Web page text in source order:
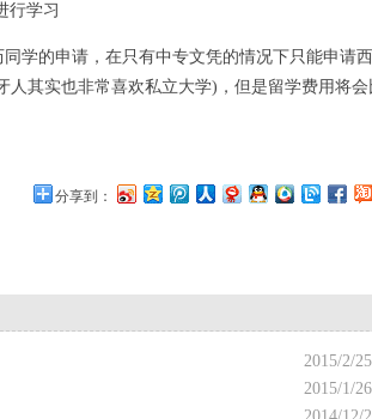
学习
的申请，在只有中专文凭的情况下只能申请
人其实也非常喜欢私立大学)，但是留学费用将会
分享到：
2015/2/25
2015/1/26